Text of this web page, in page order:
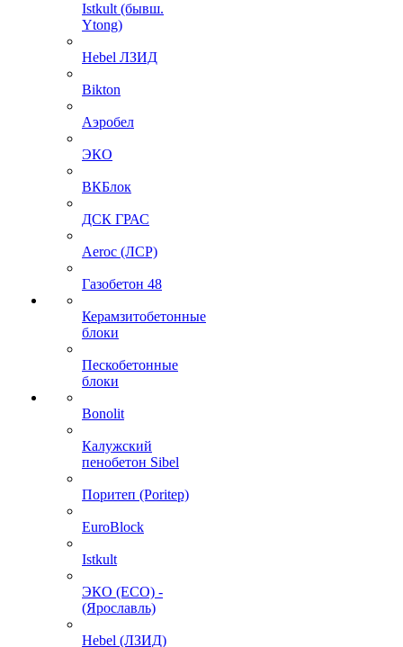
Istkult (бывш.
Ytong)
Hebel ЛЗИД
Bikton
Аэробел
ЭКО
ВКБлок
ДСК ГРАС
Aeroc (ЛСР)
Газобетон 48
Керамзитобетонные
блоки
Пескобетонные
блоки
Bonolit
Калужский
пенобетон Sibel
Поритеп (Poritep)
EuroBlock
Istkult
ЭКО (ECO) -
(Ярославль)
Hebel (ЛЗИД)